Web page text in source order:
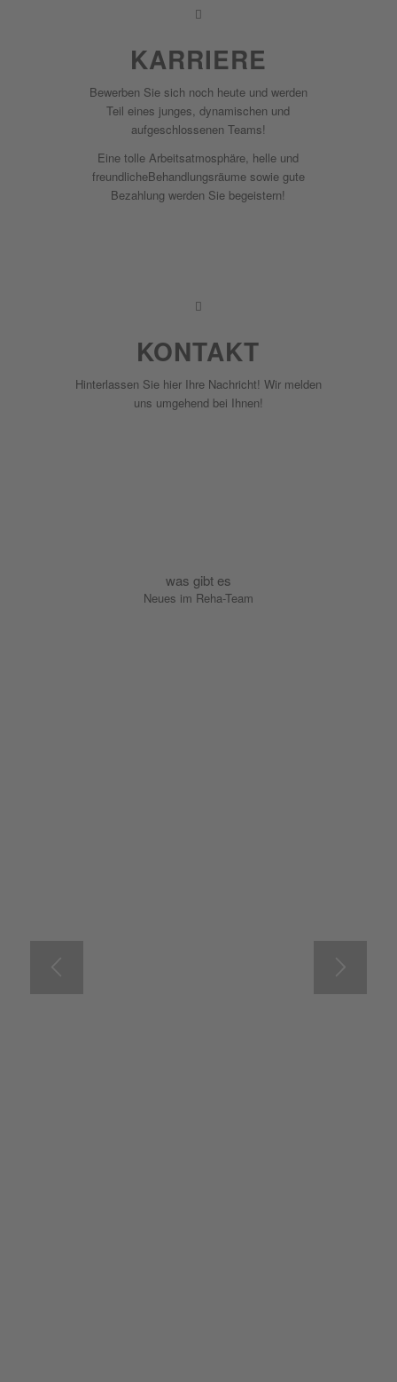
KARRIERE
Bewerben Sie sich noch heute und werden
Teil eines junges, dynamischen und
aufgeschlossenen Teams!
Eine tolle Arbeitsatmosphäre, helle und
freundlicheBehandlungsräume sowie gute
Bezahlung werden Sie begeistern!
KONTAKT
Hinterlassen Sie hier Ihre Nachricht! Wir melden
uns umgehend bei Ihnen!
was gibt es
Neues im Reha-Team